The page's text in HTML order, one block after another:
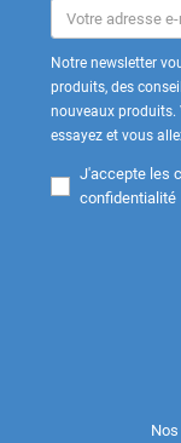
Notre newsletter
produits, des
nouveaux produits.
essayez et vous
J'accepte les
confidentialité